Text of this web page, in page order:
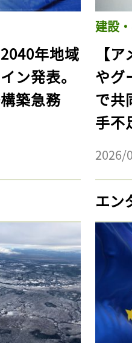
年地域
ン発表。
築急務
建設
【
やグ
で共
手不
2026/
エン